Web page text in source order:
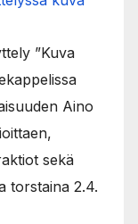
”Kuva
Aino
sekä
torstaina 2.4.